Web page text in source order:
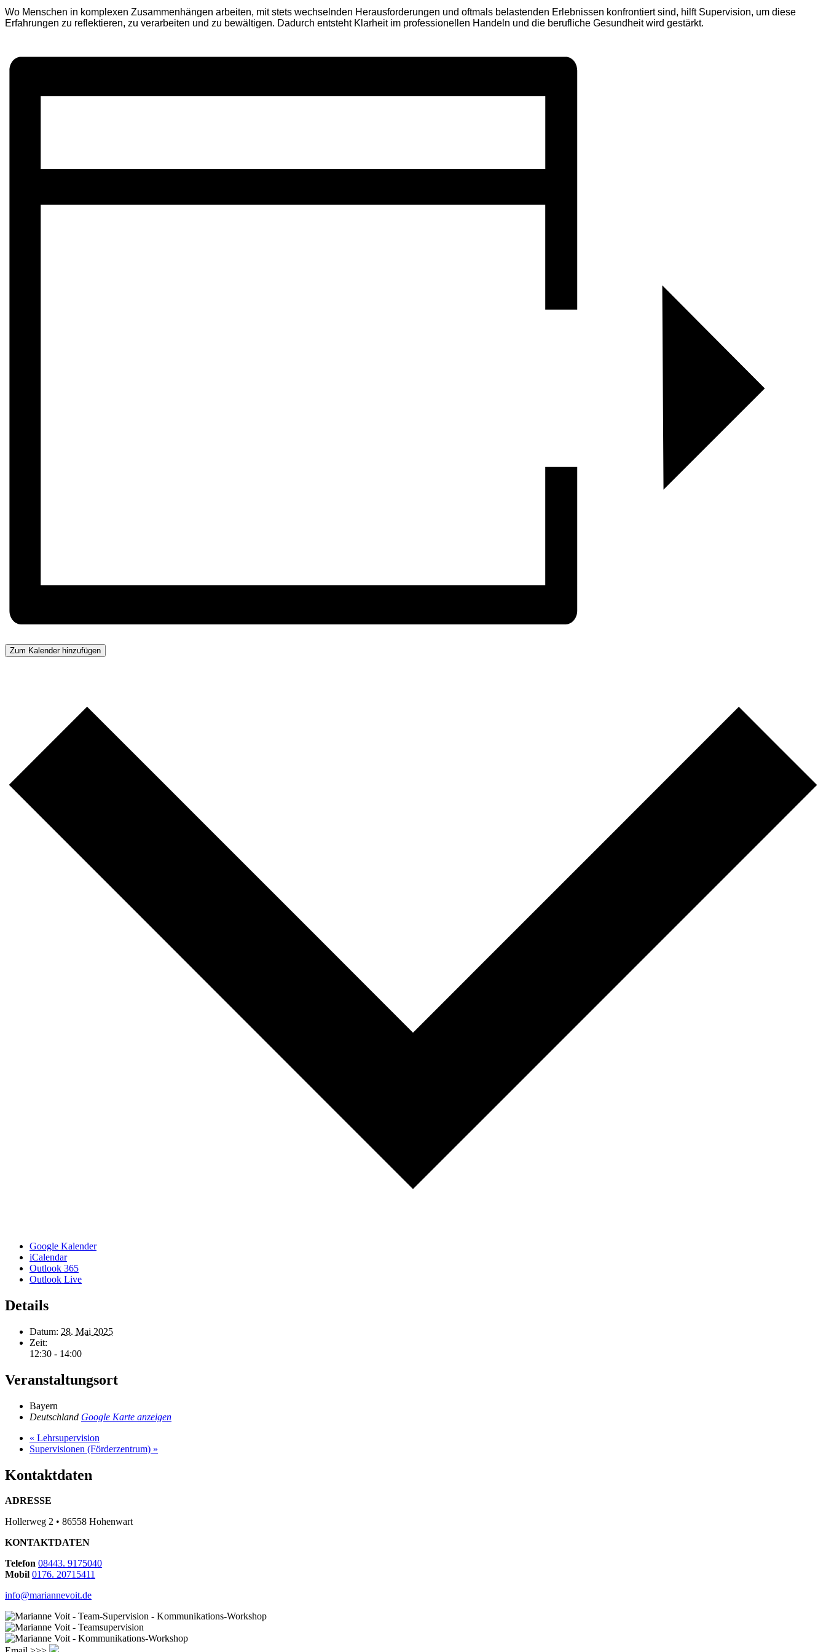
Wo Menschen in komplexen Zusammenhängen arbeiten, mit stets wechselnden Herausforderungen und oftmals belastenden Erlebnissen konfrontiert sind, hilft Supervision, um diese
Erfahrungen zu reflektieren, zu verarbeiten und zu bewältigen. Dadurch entsteht Klarheit im professionellen Handeln und die berufliche Gesundheit wird gestärkt.
Zum Kalender hinzufügen
Google Kalender
iCalendar
Outlook 365
Outlook Live
Details
Datum: 28. Mai 2025
Zeit:
12:30 - 14:00
Veranstaltungsort
Bayern
Deutschland Google Karte anzeigen
« Lehrsupervision
Supervisionen (Förderzentrum) »
Kontaktdaten
ADRESSE
Hollerweg 2 • 86558 Hohenwart
KONTAKTDATEN
Telefon 08443. 9175040
Mobil 0176. 20715411
info@mariannevoit.de